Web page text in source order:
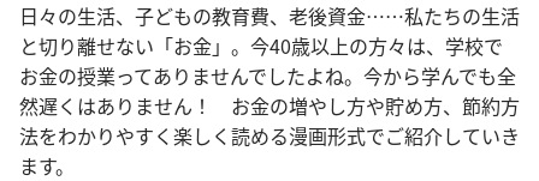
日々の生活、子どもの教育費、老後資金……私たちの生活
と切り離せない「お金」。今40歳以上の方々は、学校で
お金の授業ってありませんでしたよね。今から学んでも全
然遅くはありません！ お金の増やし方や貯め方、節約方
法をわかりやすく楽しく読める漫画形式でご紹介していき
ます。